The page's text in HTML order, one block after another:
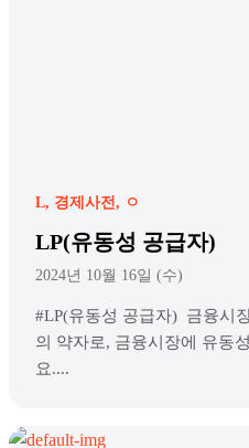
L 경제사전 ㅇ
LP(유동성 공급자)
2024년 10월 16일 (수)
#LP(유동성 공급자) 금융시
의 약자로, 금융시장에 유동
요....